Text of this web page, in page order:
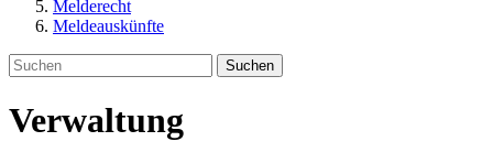
Melderecht
Meldeauskünfte
Suchen
Verwaltung